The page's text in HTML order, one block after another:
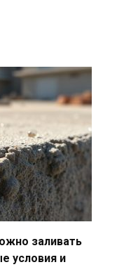
заливать
условия и